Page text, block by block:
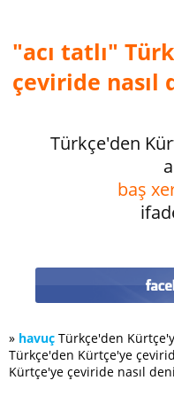
"acı tatlı"
çeviride nasıl
Türkçe'den
baş
» havuç Türkçe'den
Türkçe'den Kürtçe'ye
Kürtçe'ye çeviride nasıl